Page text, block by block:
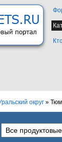
округ »